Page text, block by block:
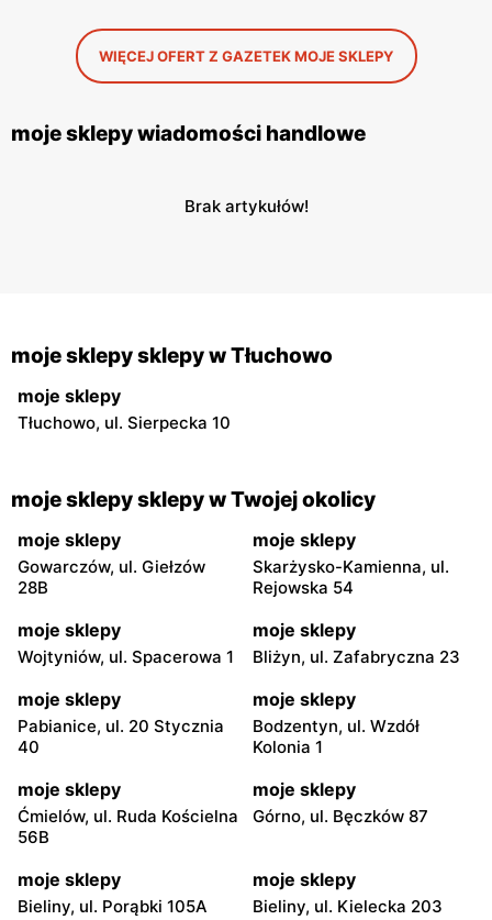
WIĘCEJ OFERT Z GAZETEK MOJE SKLEPY
moje sklepy wiadomości handlowe
Brak artykułów!
moje sklepy sklepy w Tłuchowo
moje sklepy
Tłuchowo, ul. Sierpecka 10
moje sklepy sklepy w Twojej okolicy
moje sklepy
Gowarczów, ul. Giełzów
28B
moje sklepy
Skarżysko-Kamienna, ul.
Rejowska 54
moje sklepy
Wojtyniów, ul. Spacerowa 1
moje sklepy
Bliżyn, ul. Zafabryczna 23
moje sklepy
Pabianice, ul. 20 Stycznia
40
moje sklepy
Bodzentyn, ul. Wzdół
Kolonia 1
moje sklepy
Ćmielów, ul. Ruda Kościelna
56B
moje sklepy
Górno, ul. Bęczków 87
moje sklepy
Bieliny, ul. Porąbki 105A
moje sklepy
Bieliny, ul. Kielecka 203